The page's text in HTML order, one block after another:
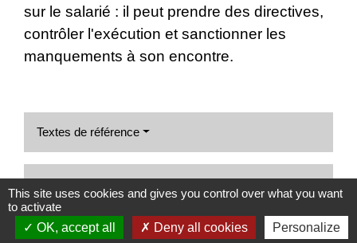
sur le salarié : il peut prendre des directives,
contrôler l'exécution et sanctionner les
manquements à son encontre.
Textes de référence
Et aussi
This site uses cookies and gives you control over what you want
to activate
OK, accept all
Deny all cookies Personalize